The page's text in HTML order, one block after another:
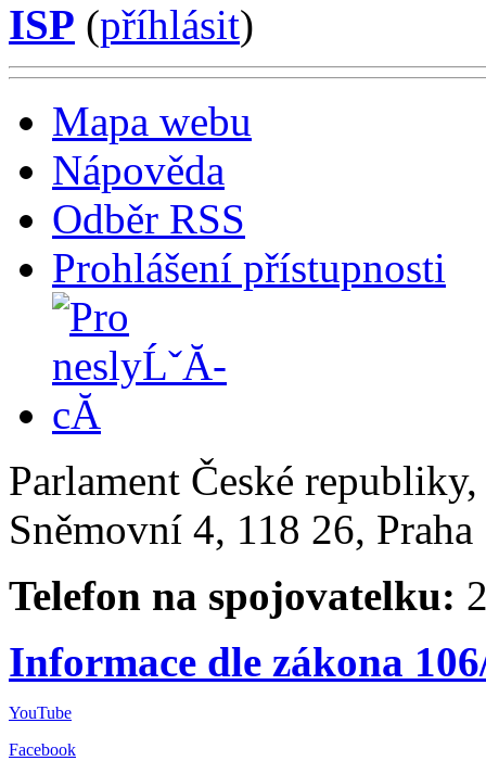
ISP (příhlásit)
Mapa webu
Nápověda
Odběr RSS
Prohlášení přístupnosti
Parlament České
Sněmovní 4, 118 26,
Telefon na spojovatelku:
Informace dle zákona
YouTube
Facebook